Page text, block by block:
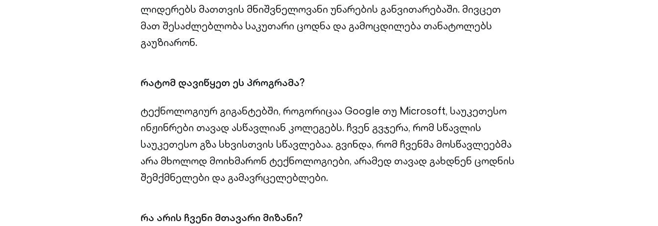
ლიდერებს მათთვის მნიშვნელოვანი უნარების განვითარებაში. მივცეთ
მათ შესაძლებლობა საკუთარი ცოდნა და გამოცდილება თანატოლებს
გაუზიარონ.
რატომ დავიწყეთ ეს პროგრამა?
ტექნოლოგიურ გიგანტებში, როგორიცაა Google თუ Microsoft, საუკეთესო
ინჟინრები თავად ასწავლიან კოლეგებს. ჩვენ გვჯერა, რომ სწავლის
საუკეთესო გზა სხვისთვის სწავლებაა. გვინდა, რომ ჩვენმა მოსწავლეებმა
არა მხოლოდ მოიხმარონ ტექნოლოგიები, არამედ თავად გახდნენ ცოდნის
შემქმნელები და გამავრცელებლები.
რა არის ჩვენი მთავარი მიზანი?